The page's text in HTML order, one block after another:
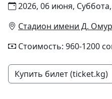
2026, 06 июня,
Стадион имени Д.
Стоимость: 960-1200
Купить билет (ticket.kg)